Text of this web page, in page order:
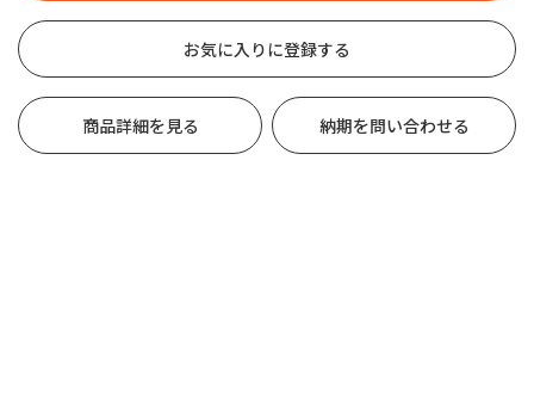
お気に入りに登録する
商品詳細を見る 納期を問い合わせる